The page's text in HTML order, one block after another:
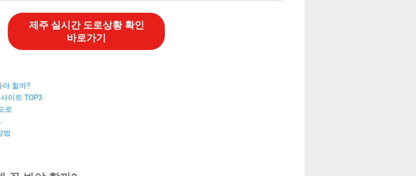
제주 실시간 도로상황 확인
바로가기
야 할까?
이트 TOP3
로
법